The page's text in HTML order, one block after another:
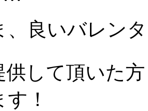
、良いバレン
供して頂いた
！